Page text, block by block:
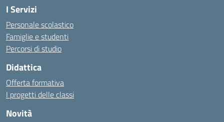
I Servizi
Personale scolastico
Famiglie e studenti
Percorsi di studio
Didattica
Offerta formativa
I progetti delle classi
Novità